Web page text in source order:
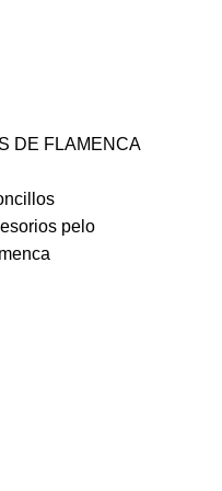
DE FLAMENCA
pelo